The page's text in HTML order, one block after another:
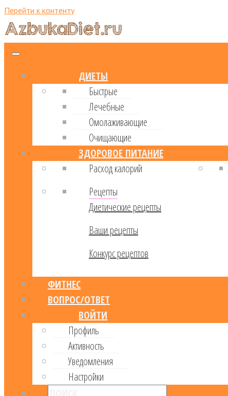
Перейти к контенту
ДИЕТЫ
Быстрые
Лечебные
Омолаживающие
Очищающие
ЗДОРОВОЕ ПИТАНИЕ
Расход калорий
Рецепты
Диетические рецепты
Ваши рецепты
Конкурс рецептов
ФИТНЕС
ВОПРОС/ОТВЕТ
ВОЙТИ
Профиль
Активность
Уведомления
Настройки